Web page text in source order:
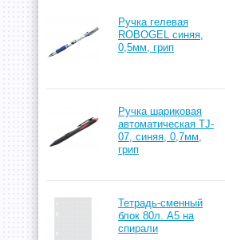
Ручка гелевая
ROBOGEL синяя,
0,5мм, грип
Ручка шариковая
автоматическая TJ-
07, синяя, 0,7мм,
грип
Тетрадь-сменный
блок 80л. А5 на
спирали